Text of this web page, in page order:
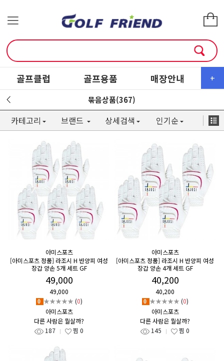
+
골프클럽 골프용품 매장안내 소
묶음상품(367)
카테고리 브랜드 상세검색 인기순
아미스포츠
[아미스포츠 정품] 라조시 H 반양피 여성
장갑 양손 5개 세트 GF
49,000
49,000
0 ★★★★★ (0)
아미스포츠
다른 사람은 뭘살까?
187
찜 0
아미스포츠
[아미스포츠 정품] 라조시 H 반양피 여성
장갑 양손 4개 세트 GF
40,200
40,200
0 ★★★★★ (0)
아미스포츠
다른 사람은 뭘살까?
145
찜 0